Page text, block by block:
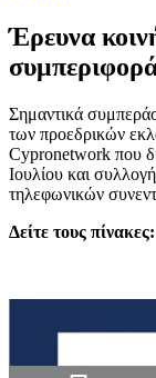
Έρευνα
Σημαντικά
των προεδρικών
Cypronetwork που
Ιουλίου και
τηλεφωνικών
Δείτε τους πίνακες: